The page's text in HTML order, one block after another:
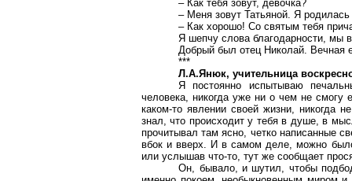
– Как тебя зовут, девочка?
– Меня зовут Татьяной. Я
– Как хорошо! Со святым тебя
Я шепчу слова благодарности, мы
Добрый был отец Николай. Вечная
***
Л.А.Янюк, учительница
Я постоянно испытываю
человека, никогда уже ни о чем не
каком-то явлении своей жизни, никогда
знал, что происходит у тебя в душе, в
прочитывал там ясно, четко написанные
вбок и вверх. И в самом деле, можно
или услышав что-то, тут же сообщает
Он, бывало, и шутил, чтобы